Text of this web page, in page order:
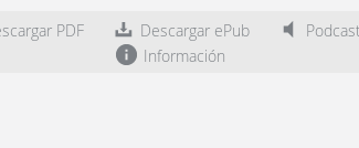
PDF Descargar ePub Podcast
Información